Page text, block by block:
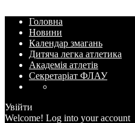
Головна
Новини
Календар змагань
Дитяча легка атлетика
Академія атлетів
Секретаріат ФЛАУ
Увійти
Welcome! Log into your account